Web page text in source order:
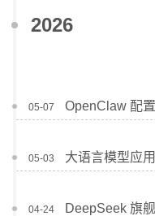
公益 404
2026
05-07 OpenClaw 配
05-03 大语言模型应用
04-24
DeepSeek 旗